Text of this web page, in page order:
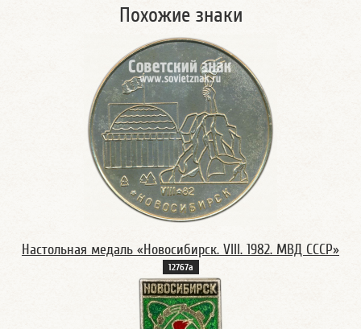
Похожие знаки
Настольная медаль «Новосибирск. VIII. 1982. МВД СССР»
12767а